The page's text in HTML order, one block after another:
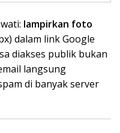
lampirkan foto
dalam link Google
diakses publik bukan
langsung
di banyak server